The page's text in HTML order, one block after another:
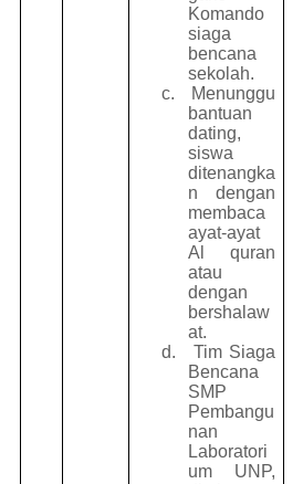
Komando
siaga
bencana
sekolah.
c.
Menunggu
bantuan
dating,
siswa
ditenangka
n dengan
membaca
ayat-ayat
Al quran
atau
dengan
bershalaw
at.
d.
Tim Siaga
Bencana
SMP
Pembangu
nan
Laboratori
um UNP,